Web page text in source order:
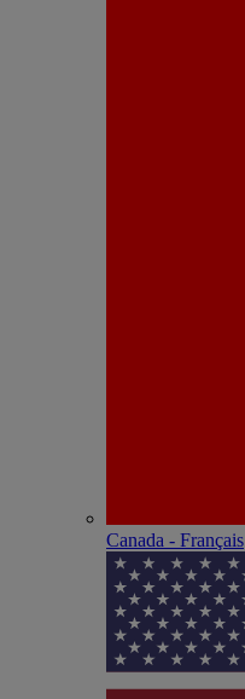
Canada - Français